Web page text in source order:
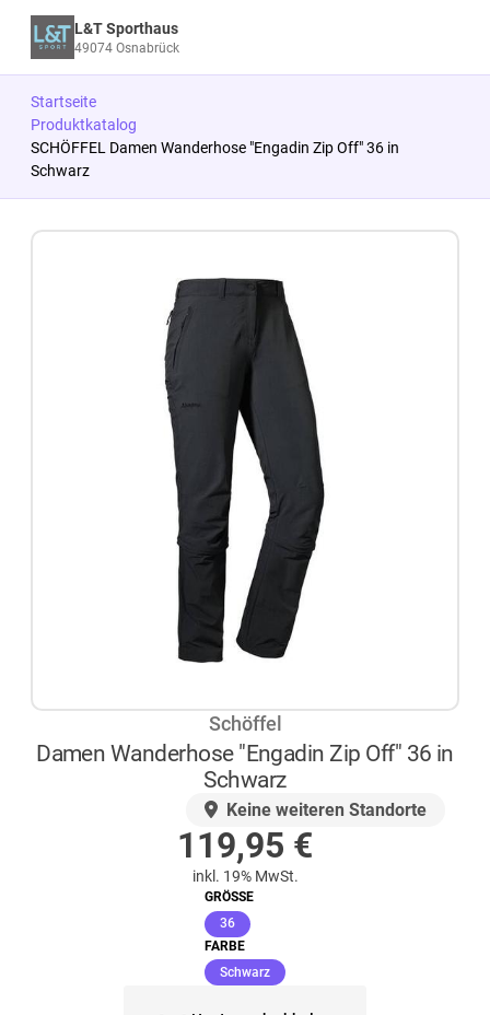
L&T Sporthaus
49074 Osnabrück
Startseite
Produktkatalog
SCHÖFFEL Damen Wanderhose "Engadin Zip Off" 36 in
Schwarz
Schöffel
Damen Wanderhose "Engadin Zip Off" 36 in
Schwarz
Keine weiteren Standorte
119,95 €
inkl. 19% MwSt.
GRÖSSE
36(ausgewählt)
FARBE
Schwarz(ausgewählt)